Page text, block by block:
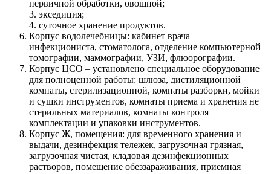
первичной обработки, овощной;
3. экседиция;
4. суточное хранение продуктов.
Корпус водолечебницы: кабинет врача –
инфекциониста, стоматолога, отделение компьютерной
томографии, маммографии, УЗИ, флюорографии.
Корпус ЦСО – установлено специальное оборудование
для полноценной работы: шлюза, дистиляционной
комнаты, стерилизационной, комнаты разборки, мойки
и сушки инструментов, комнаты приема и хранения не
стерильных материалов, комнаты контроля
комплектации и упаковки инструментов.
Корпус Ж, помещения: для временного хранения и
выдачи, дезинфекция тележек, загрузочная грязная,
загрузочная чистая, кладовая дезинфекционных
растворов, помещение обеззараживания, приемная